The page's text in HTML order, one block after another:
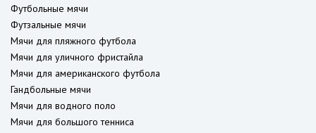
Футбольные мячи
Футзальные мячи
Мячи для пляжного футбола
Мячи для уличного фристайла
Мячи для американского футбола
Гандбольные мячи
Мячи для водного поло
Мячи для большого тенниса